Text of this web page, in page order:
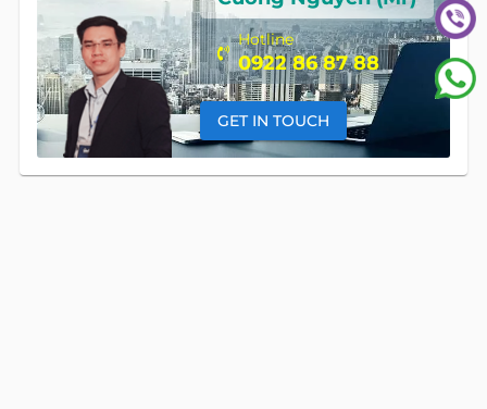
Hotline
0922 86 87 88
GET IN TOUCH